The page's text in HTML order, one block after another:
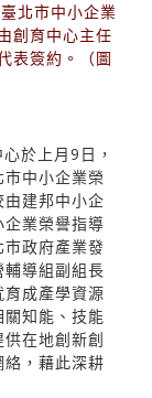
北市中小企業
創育中心主任
表簽約。（圖
於上月9日，
中小企業榮
建邦中小企
業榮譽指導
政府產業發
導組副組長
成產學資源
知能、技能
在地創新創
，藉此深耕